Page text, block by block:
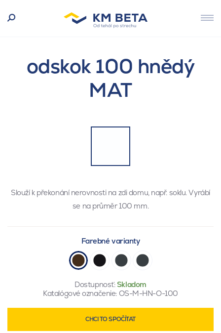
odskok 100 hnědý
MAT
Slouží k překonání nerovnosti na zdi domu, např. soklu. Vyrábí
se na průměr 100 mm.
Farebné varianty
Dostupnosť:Skladom
Katalógové označenie: OS-M-HN-O-100
CHCI TO SPOČÍTAT